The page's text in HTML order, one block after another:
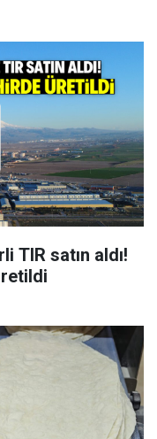
TIR satın aldı!